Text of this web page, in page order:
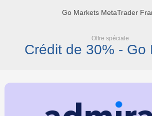
Go Markets MetaTrader
Offre spéciale
Crédit de 30% - Go